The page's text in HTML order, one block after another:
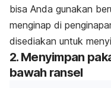
bisa Anda gunakan
menginap di
disediakan untuk
2. Menyimpan
bawah ransel